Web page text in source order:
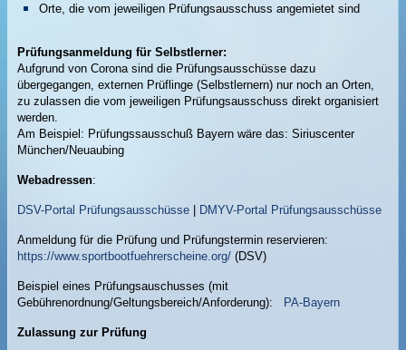
Orte, die vom jeweiligen Prüfungsausschuss angemietet sind
Prüfungsanmeldung für Selbstlerner:
Aufgrund von Corona sind die Prüfungsausschüsse dazu
übergegangen, externen Prüflinge (Selbstlernern) nur noch an Orten,
zu zulassen die vom jeweiligen Prüfungsausschuss direkt organisiert
werden.
Am Beispiel: Prüfungssausschuß Bayern wäre das: Siriuscenter
München/Neuaubing
Webadressen:
DSV-Portal Prüfungsausschüsse| DMYV-Portal Prüfungsausschüsse
Anmeldung für die Prüfung und Prüfungstermin reservieren:
https://www.sportbootfuehrerscheine.org/(DSV)
Beispiel eines Prüfungsauschusses (mit
Gebührenordnung/Geltungsbereich/Anforderung):
PA-Bayern
Zulassung zur Prüfung